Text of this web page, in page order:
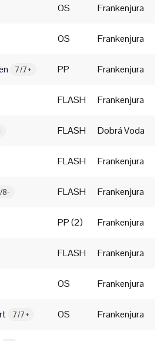
OS Frankenjura
OS Frankenjura
7/7+ PP Frankenjura
FLASH Frankenjura
FLASH Dobrá Voda
FLASH Frankenjura
8- FLASH Frankenjura
PP (2) Frankenjura
FLASH Frankenjura
OS Frankenjura
7/7+ OS Frankenjura